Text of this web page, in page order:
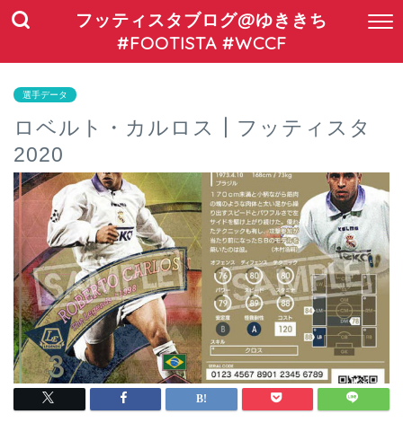
フッティスタブログ@ゆききち
#FOOTISTA #WCCF
選手データ
ロベルト・カルロス┃フッティスタ
2020